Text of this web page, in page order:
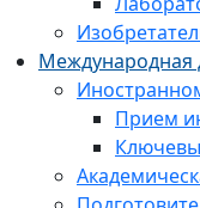
Международная
Прием